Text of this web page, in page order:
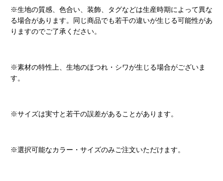
※生地の質感、色合い、装飾、タグなどは生産時期によって異な
る場合があります。同じ商品でも若干の違いが生じる可能性があ
りますのでご了承ください。
※素材の特性上、生地のほつれ・シワが生じる場合がございま
す。
※サイズは実寸と若干の誤差があることがあります。
※選択可能なカラー・サイズのみご注文いただけます。